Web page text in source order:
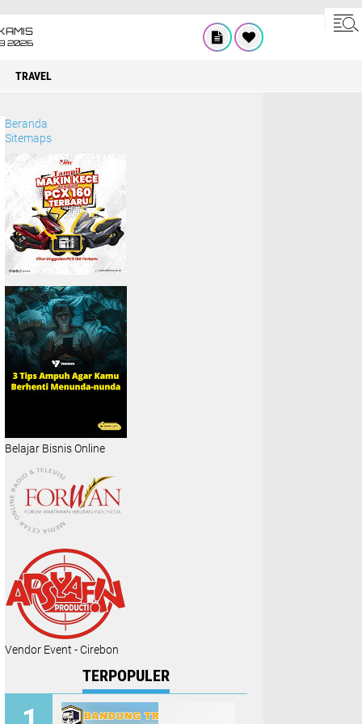
2026
TRAVEL
Beranda
Sitemaps
Belajar Bisnis Online
Vendor Event - Cirebon
TERPOPULER